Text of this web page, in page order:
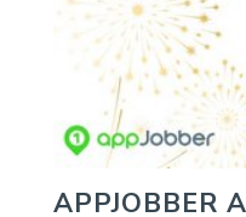
APPJOBBER